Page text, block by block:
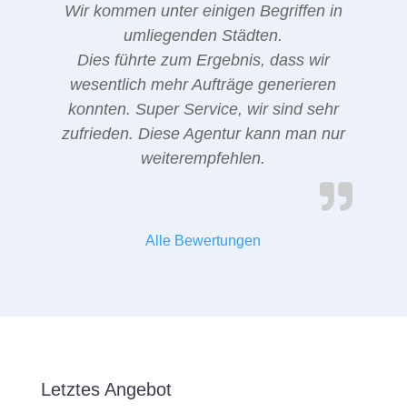
Wir kommen unter einigen Begriffen in
umliegenden Städten.
Dies führte zum Ergebnis, dass wir
wesentlich mehr Aufträge generieren
konnten. Super Service, wir sind sehr
zufrieden. Diese Agentur kann man nur
weiterempfehlen.
Alle Bewertungen
Letztes Angebot